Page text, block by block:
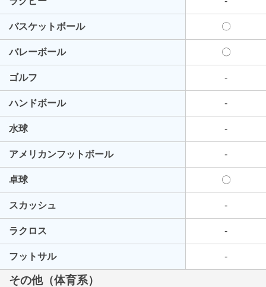
バスケットボール 〇
バレーボール 〇
ゴルフ -
ハンドボール -
水球 -
アメリカンフットボール -
卓球 〇
スカッシュ -
ラクロス -
フットサル -
その他（体育系）